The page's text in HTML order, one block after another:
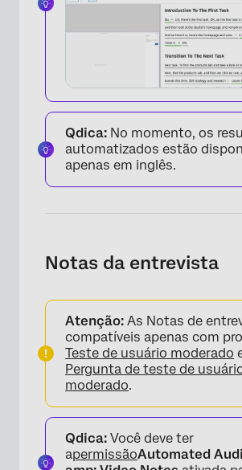
Qdica: No momento, os
automatizados estão
apenas em inglês.
Notas da entrevista
Atenção: As Notas de
compatíveis apenas com
Teste de usuário moderado
Pergunta de teste de
moderado.
Qdica: Você deve ter
apermissãoAutomated